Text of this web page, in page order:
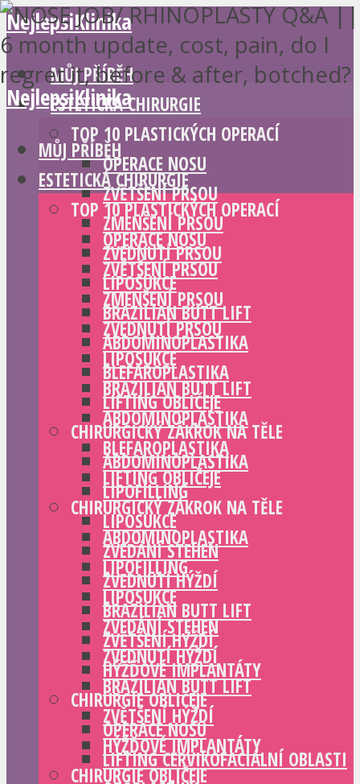
NejlepsiKlinika
MŮJ PŘÍBĚH
ESTETICKÁ CHIRURGIE
TOP 10 PLASTICKÝCH OPERACÍ
OPERACE NOSU
ZVĚTŠENÍ PRSOU
ZMENŠENÍ PRSOU
ZVEDNUTÍ PRSOU
LIPOSUKCE
BRAZILIAN BUTT LIFT
ABDOMINOPLASTIKA
BLEFAROPLASTIKA
LIFTING OBLIČEJE
CHIRURGICKÝ ZÁKROK NA TĚLE
ABDOMINOPLASTIKA
LIPOFILLING
LIPOSUKCE
ZVEDÁNÍ STEHEN
ZVEDNUTÍ HÝŽDÍ
BRAZILIAN BUTT LIFT
ZVĚTŠENÍ HÝŽDÍ
HÝŽĎOVÉ IMPLANTÁTY
CHIRURGIE OBLIČEJE
OPERACE NOSU
LIFTING CERVIKOFACIÁLNÍ OBLASTI
NejlepsiKlinika
MŮJ PŘÍBĚH
ESTETICKÁ CHIRURGIE
TOP 10 PLASTICKÝCH OPERACÍ
OPERACE NOSU
ZVĚTŠENÍ PRSOU
ZMENŠENÍ PRSOU
ZVEDNUTÍ PRSOU
LIPOSUKCE
BRAZILIAN BUTT LIFT
ABDOMINOPLASTIKA
BLEFAROPLASTIKA
LIFTING OBLIČEJE
CHIRURGICKÝ ZÁKROK NA TĚLE
ABDOMINOPLASTIKA
LIPOFILLING
LIPOSUKCE
ZVEDÁNÍ STEHEN
ZVEDNUTÍ HÝŽDÍ
BRAZILIAN BUTT LIFT
ZVĚTŠENÍ HÝŽDÍ
HÝŽĎOVÉ IMPLANTÁTY
CHIRURGIE OBLIČEJE